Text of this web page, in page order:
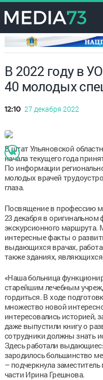
В 2022 году в
40 молодых
12:10 27 декабря 2022
В штат Ульяновской
начала текущего года
По информации
молодых врачей
глаза.
Посвящение в профессию
23 декабря в
экскурсионного маршрута.
интересные факты о
выдающихся врачах,
также зданиях,
«Наша больница
старейшим лечебным
гордиться. В ходе
множество новой
интересовались историей,
даже выпустили книгу о
сотрудники должны знать
Здесь работали
зародилось большинство
– подчеркнула
части Ирина Грешнова.